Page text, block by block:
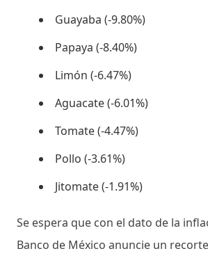
Guayaba (-9.80%)
Papaya (-8.40%)
Limón (-6.47%)
Aguacate (-6.01%)
Tomate (-4.47%)
Pollo (-3.61%)
Jitomate (-1.91%)
Se espera que con el dato de la
Banco de México anuncie un